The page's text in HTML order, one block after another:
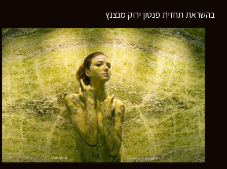
בהשראת תחזית פנטון ירוק מנצנץ